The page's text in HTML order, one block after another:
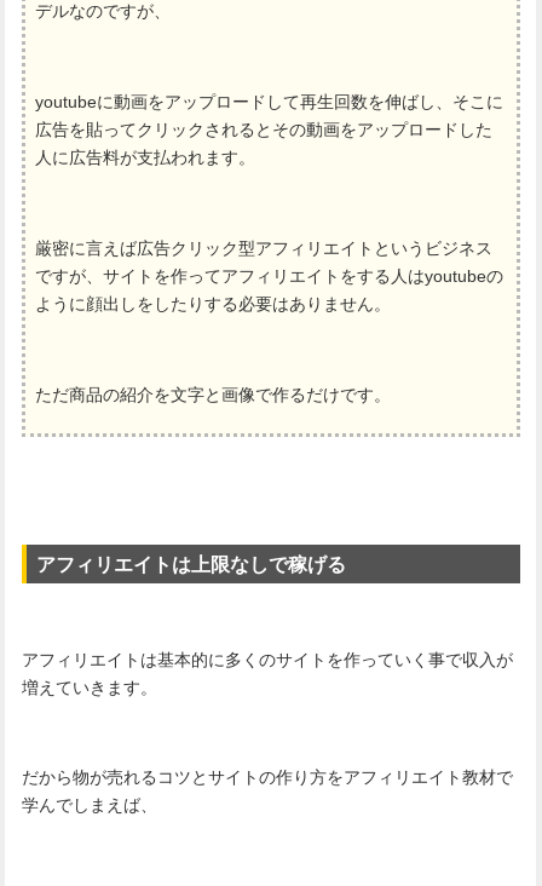
デルなのですが、
youtubeに動画をアップロードして再生回数を伸ばし、そこに
広告を貼ってクリックされるとその動画をアップロードした
人に広告料が支払われます。
厳密に言えば広告クリック型アフィリエイトというビジネス
ですが、サイトを作ってアフィリエイトをする人はyoutubeの
ように顔出しをしたりする必要はありません。
ただ商品の紹介を文字と画像で作るだけです。
アフィリエイトは上限なしで稼げる
アフィリエイトは基本的に多くのサイトを作っていく事で収入が
増えていきます。
だから物が売れるコツとサイトの作り方をアフィリエイト教材で
学んでしまえば、